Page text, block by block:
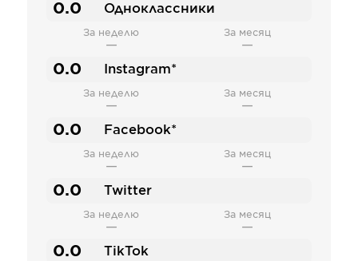
0.0 Одноклассники
За неделю
—
За месяц
—
0.0 Instagram*
За неделю
—
За месяц
—
0.0 Facebook*
За неделю
—
За месяц
—
0.0 Twitter
За неделю
—
За месяц
—
0.0 TikTok